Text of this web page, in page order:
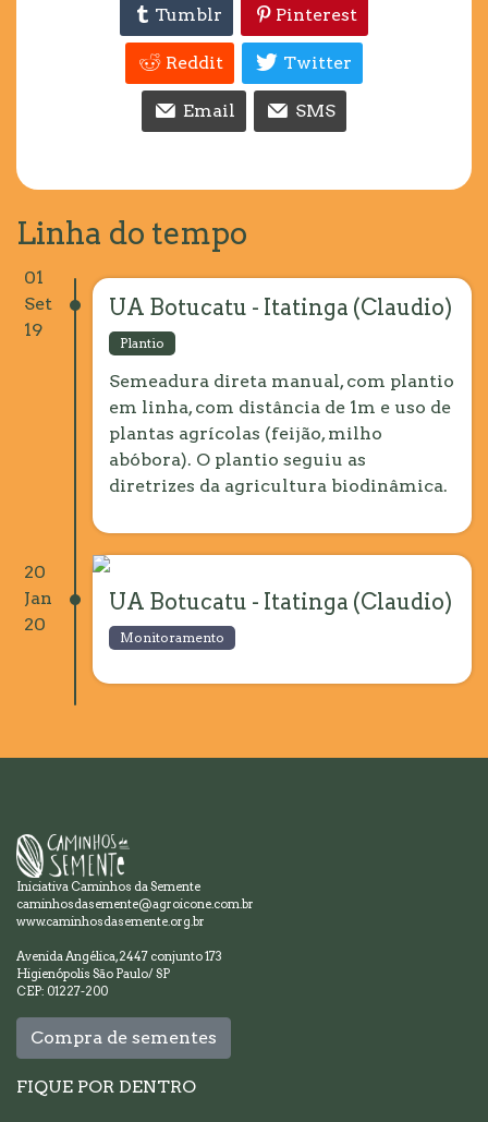
Tumblr Pinterest
Reddit Twitter
Email SMS
Linha do tempo
01
Set
19
UA Botucatu - Itatinga (Claudio)
Plantio
Semeadura direta manual, com plantio
em linha, com distância de 1m e uso de
plantas agrícolas (feijão, milho
abóbora). O plantio seguiu as
diretrizes da agricultura biodinâmica.
20
Jan
20
UA Botucatu - Itatinga (Claudio)
Monitoramento
Iniciativa Caminhos da Semente
caminhosdasemente@agroicone.com.br
www.caminhosdasemente.org.br
Avenida Angélica, 2447 conjunto 173
Higienópolis São Paulo/ SP
CEP: 01227-200
Compra de sementes
FIQUE POR DENTRO